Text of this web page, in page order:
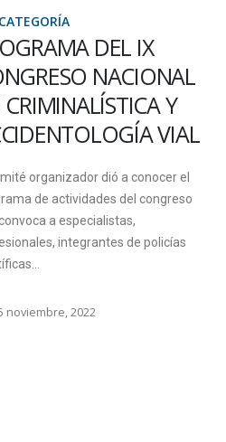
DEL IX
NACIONAL
CRIMINALÍSTICA Y
VIAL
organizador dió a conocer el
de actividades del congreso
a especialistas,
integrantes de policías
noviembre, 2022